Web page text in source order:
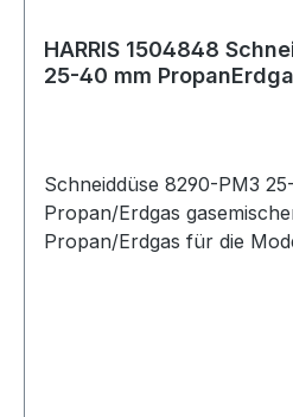
HARRIS 1504848
25-40 mm
Schneiddüse 8290-PM3
Propan/Erdgas
Propan/Erdgas für die